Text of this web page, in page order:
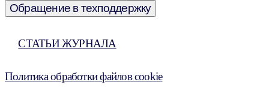
Обращение в техподдержку
СТАТЬИ ЖУРНАЛА
Политика обработки файлов cookie